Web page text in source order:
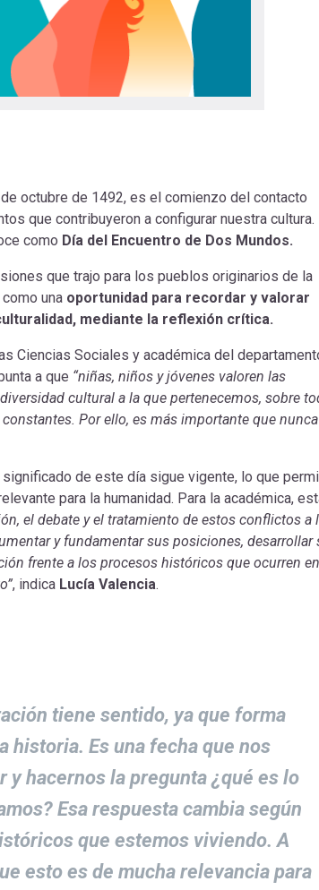
octubre de 1492, es el comienzo del contacto
que contribuyeron a configurar nuestra cultura.
como Día del Encuentro de Dos Mundos.
que trajo para los pueblos originarios de la
una oportunidad para recordar y valorar
mediante la reflexión crítica.
Ciencias Sociales y académica del
a que “niñas, niños y jóvenes valoren las
cultural a la que pertenecemos, sobre
Por ello, es más importante que nunca
de este día sigue vigente, lo que
para la humanidad. Para la académica,
el debate y el tratamiento de estos conflictos a
y fundamentar sus posiciones, desarrollar
frente a los procesos históricos que ocurren
, indica Lucía Valencia.
tiene sentido, ya que forma
historia. Es una fecha que nos
y hacernos la pregunta ¿qué es lo
Esa respuesta cambia según
que estemos viviendo. A
esto es de mucha relevancia para